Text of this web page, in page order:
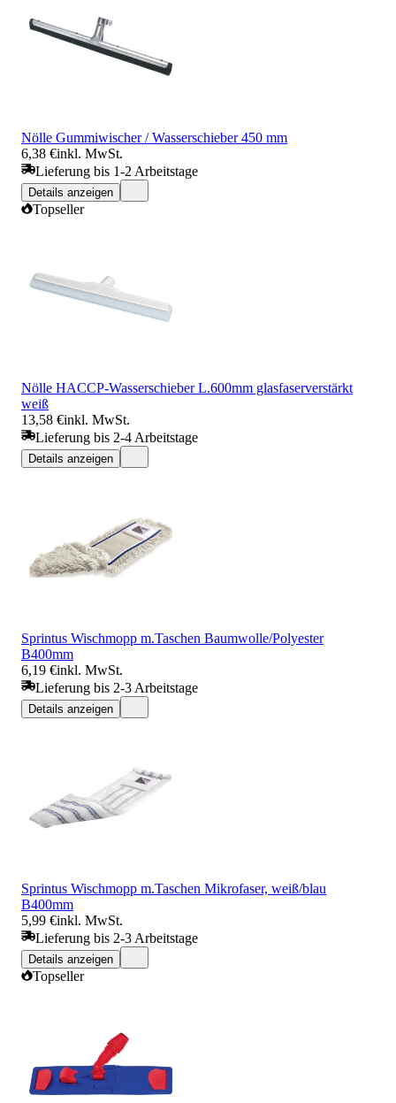
Nölle Gummiwischer / Wasserschieber 450 mm
6,38 €inkl. MwSt.
Lieferung bis 1-2 Arbeitstage
Details anzeigen
Topseller
Nölle HACCP-Wasserschieber L.600mm glasfaserverstärkt
weiß
13,58 €inkl. MwSt.
Lieferung bis 2-4 Arbeitstage
Details anzeigen
Sprintus Wischmopp m.Taschen Baumwolle/Polyester
B400mm
6,19 €inkl. MwSt.
Lieferung bis 2-3 Arbeitstage
Details anzeigen
Sprintus Wischmopp m.Taschen Mikrofaser, weiß/blau
B400mm
5,99 €inkl. MwSt.
Lieferung bis 2-3 Arbeitstage
Details anzeigen
Topseller